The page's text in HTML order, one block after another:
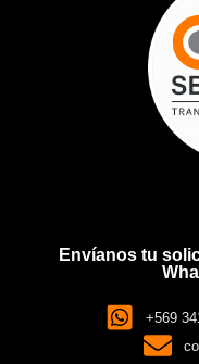
Envíanos tu
+569